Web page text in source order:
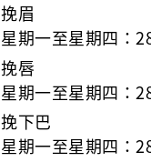
挽眉
星期一至星期四：
挽唇
星期一至星期四：
挽下巴
星期一至星期四：